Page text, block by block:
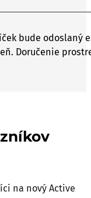
bude odoslaný
Doručenie
na nový Active